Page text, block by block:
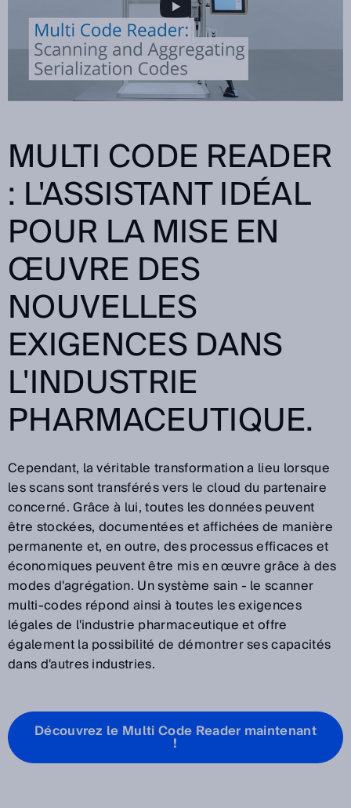
MULTI CODE READER
: L'ASSISTANT IDÉAL
POUR LA MISE EN
ŒUVRE DES
NOUVELLES
EXIGENCES DANS
L'INDUSTRIE
PHARMACEUTIQUE.
Cependant, la véritable transformation a lieu lorsque
les scans sont transférés vers le cloud du partenaire
concerné. Grâce à lui, toutes les données peuvent
être stockées, documentées et affichées de manière
permanente et, en outre, des processus efficaces et
économiques peuvent être mis en œuvre grâce à des
modes d'agrégation. Un système sain - le scanner
multi-codes répond ainsi à toutes les exigences
légales de l'industrie pharmaceutique et offre
également la possibilité de démontrer ses capacités
dans d'autres industries.
Découvrez le Multi Code Reader maintenant
!